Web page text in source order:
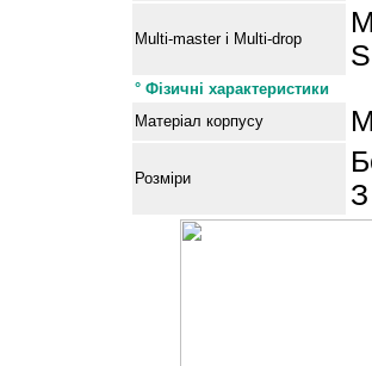
Multi-master і Multi-drop
° Фізичні характеристики
Матеріал корпусу
Розміри